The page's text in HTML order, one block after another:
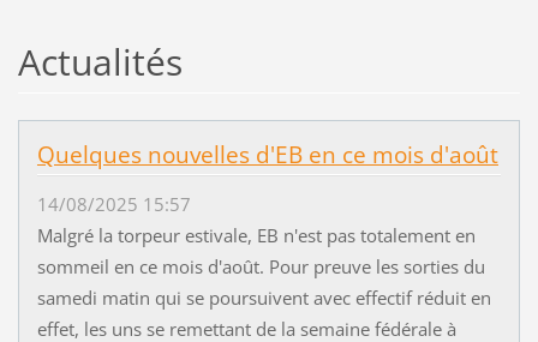
Actualités
Quelques nouvelles d'EB en ce mois d'août
14/08/2025 15:57
Malgré la torpeur estivale, EB n'est pas totalement en
sommeil en ce mois d'août. Pour preuve les sorties du
samedi matin qui se poursuivent avec effectif réduit en
effet, les uns se remettant de la semaine fédérale à